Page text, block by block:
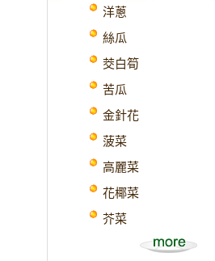
洋蔥
絲瓜
茭白筍
苦瓜
金針花
菠菜
高麗菜
花椰菜
芥菜